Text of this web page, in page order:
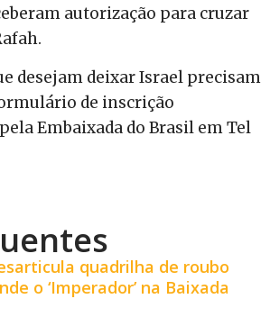
autorização para cruzar
desejam deixar Israel precisam
de inscrição
Embaixada do Brasil em Tel
quadrilha de roubo
o ‘Imperador’ na Baixada